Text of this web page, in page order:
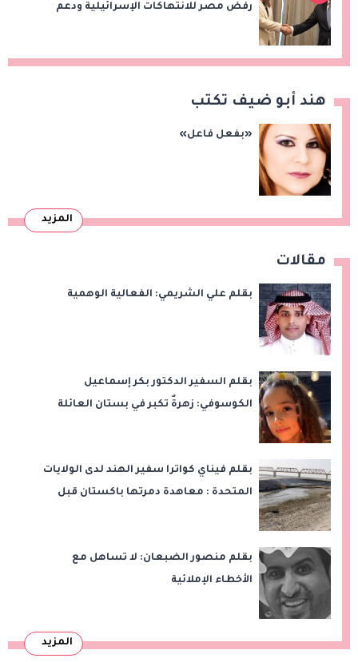
رفض مصر للانتهاكات الإسرائيلية ودعم
هند أبو ضيف تكتب
«بفعل فاعل»
المزيد
مقالات
بقلم علي الشريمي: الفعالية الوهمية
بقلم السفير الدكتور بكر إسماعيل
الكوسوفي: زهرةٌ تكبر في بستان العائلة
بقلم فيناي كواترا سفير الهند لدى الولايات
المتحدة : معاهدة دمرتها باكستان قبل
بقلم منصور الضبعان: لا تساهل مع
الأخطاء الإملائية
المزيد